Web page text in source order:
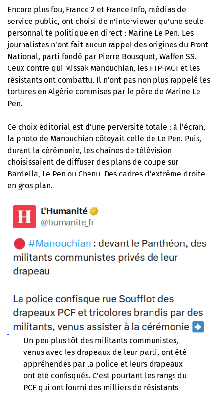
Encore plus fou, France 2 et France Info, médias de
service public, ont choisi de n’interviewer qu’une seule
personnalité politique en direct : Marine Le Pen. Les
journalistes n’ont fait aucun rappel des origines du Front
National, parti fondé par Pierre Bousquet, Waffen SS.
Ceux contre qui Missak Manouchian, les FTP-MOI et les
résistants ont combattu. Il n’ont pas non plus rappelé les
tortures en Algérie commises par le père de Marine Le
Pen.
Ce choix éditorial est d’une perversité totale : à l’écran,
la photo de Manouchian côtoyait celle de Le Pen. Puis,
durant la cérémonie, les chaînes de télévision
choisissaient de diffuser des plans de coupe sur
Bardella, Le Pen ou Chenu. Des cadres d’extrême droite
en gros plan.
Un peu plus tôt des militants communistes,
venus avec les drapeaux de leur parti, ont été
appréhendés par la police et leurs drapeaux
ont été confisqués. C’est pourtant les rangs du
PCF qui ont fourni des milliers de résistants